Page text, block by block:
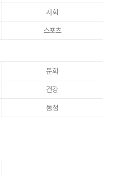
사회
스포츠
문화
건강
동정